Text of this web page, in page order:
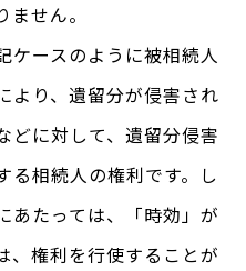
せん。
ケースのように被相続人
より、遺留分が侵害され
どに対して、遺留分侵害
る相続人の権利です。し
あたっては、「時効」が
、権利を行使することが